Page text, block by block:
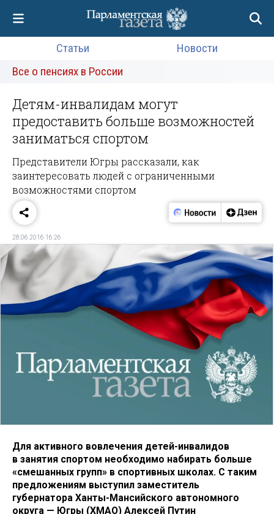
Статьи
Новости
Все о пенсиях в России
Детям-инвалидам могут
предоставить больше возможностей
заниматься спортом
Представители Югры рассказали, как
заинтересовать людей с ограниченными
возможностями спортом
28.06.2016 16:26
Для активного вовлечения детей-инвалидов
в занятия спортом необходимо набирать больше
«смешанных групп» в спортивных школах. С таким
предложениям выступил заместитель
губернатора Ханты-Мансийского автономного
округа — Югры (ХМАО) Алексей Путин